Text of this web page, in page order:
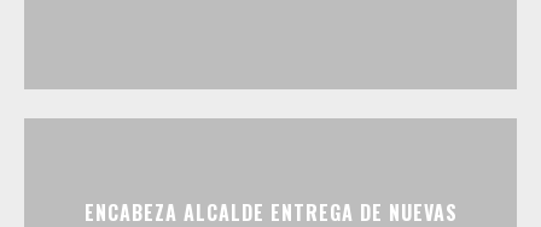
ENCABEZA ALCALDE ENTREGA DE NUEVAS